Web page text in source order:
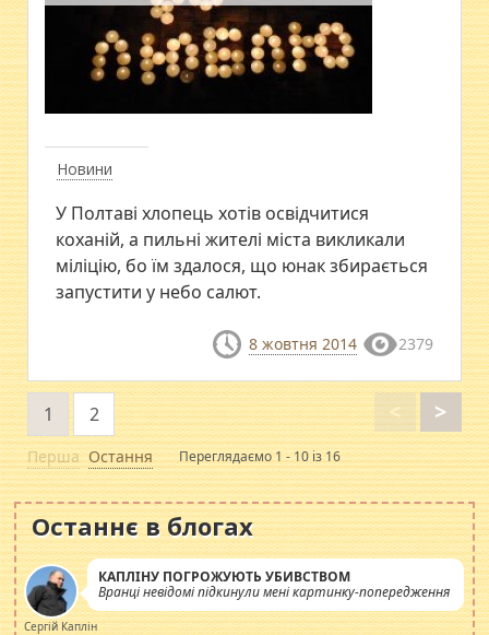
Новини
У Полтаві хлопець хотів освідчитися
коханій, а пильні жителі міста викликали
міліцію, бо їм здалося, що юнак збирається
запустити у небо салют.
8 жовтня 2014 2379
Перша
<
1 2 >
Остання Переглядаємо 1 - 10 із 16
Останнє в блогах
КАПЛІНУ ПОГРОЖУЮТЬ УБИВСТВОМ
Вранці невідомі підкинули мені картинку-попередження
Сергій Каплін